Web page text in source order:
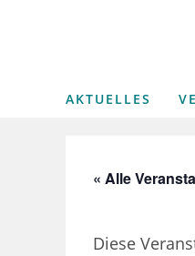
AKTUELLES
« Alle
Diese